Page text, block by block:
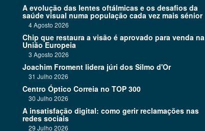
A evolução das lentes oftálmicas e os desafios da
saúde visual numa população cada vez mais sénior
4 Agosto 2026
Chip que restaura a visão é aprovado para venda na
União Europeia
3 Agosto 2026
Joachim Froment lidera júri dos Silmo d'Or
31 Julho 2026
Centro Óptico Correia no TOP 300
30 Julho 2026
A insatisfação digital: como gerir reclamações nas
redes sociais
29 Julho 2026